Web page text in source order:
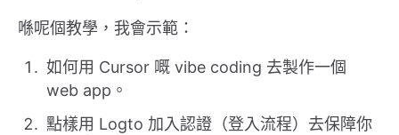
喺呢個教學，我會示範：
如何用 Cursor 嘅 vibe coding 去製作一個
web app。
點樣用 Logto 加入認證（登入流程）去保障你